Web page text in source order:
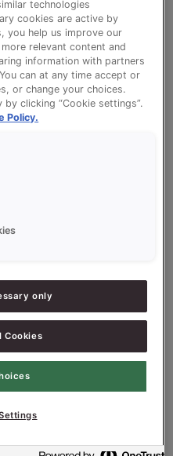
(eiwitrijk)
technologies
cookies are active by
you help us improve our
relevant content and
information with partners
can at any time accept or
or change your choices.
clicking “Cookie settings”.
Policy.
only
Cookies